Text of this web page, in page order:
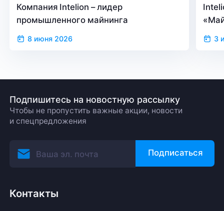
Компания Intelion – лидер
промышленного майнинга
8 июня 2026 3
Подпишитесь на новостную рассылку
Чтобы не пропустить важные акции, новости
и спецпредложения
Подписаться
Контакты